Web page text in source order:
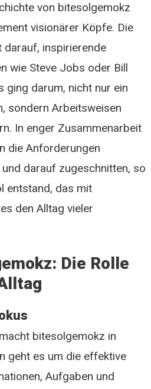
von bitesolgemokz
visionärer Köpfe. Die
darauf, inspirierende
wie Steve Jobs oder Bill
ging darum, nicht nur ein
sondern Arbeitsweisen
In enger Zusammenarbeit
die Anforderungen
darauf zugeschnitten, so
entstand, das mit
den Alltag vieler
Die Rolle
bitesolgemokz in
geht es um die effektive
Aufgaben und